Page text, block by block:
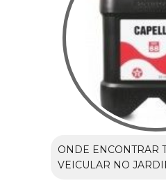
ONDE ENCONTRAR
VEICULAR NO